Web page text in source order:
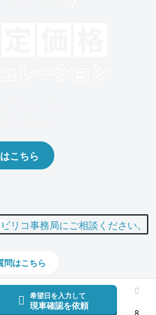
希望日を入力して
現車確認を依頼
8
こちら
問はこちら